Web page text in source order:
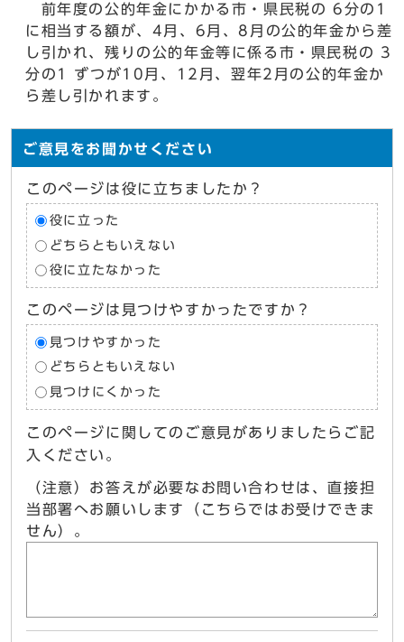
前年度の公的年金にかかる市・県民税の 6分の1
に相当する額が、4月、6月、8月の公的年金から差
し引かれ、残りの公的年金等に係る市・県民税の 3
分の1 ずつが10月、12月、翌年2月の公的年金か
ら差し引かれます。
ご意見をお聞かせください
このページは役に立ちましたか？
役に立った
どちらともいえない
役に立たなかった
このページは見つけやすかったですか？
見つけやすかった
どちらともいえない
見つけにくかった
このページに関してのご意見がありましたらご記
入ください。
（注意）お答えが必要なお問い合わせは、直接担
当部署へお願いします（こちらではお受けできま
せん）。